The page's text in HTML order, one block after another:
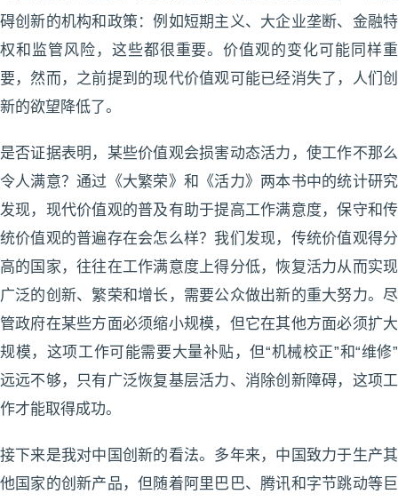
碍创新的机构和政策：例如短期主义、大企业垄断、金融特
权和监管风险，这些都很重要。价值观的变化可能同样重
要，然而，之前提到的现代价值观可能已经消失了，人们创
新的欲望降低了。
是否证据表明，某些价值观会损害动态活力，使工作不那么
令人满意？通过《大繁荣》和《活力》两本书中的统计研究
发现，现代价值观的普及有助于提高工作满意度，保守和传
统价值观的普遍存在会怎么样？我们发现，传统价值观得分
高的国家，往往在工作满意度上得分低，恢复活力从而实现
广泛的创新、繁荣和增长，需要公众做出新的重大努力。尽
管政府在某些方面必须缩小规模，但它在其他方面必须扩大
规模，这项工作可能需要大量补贴，但“机械校正”和“维修”
远远不够，只有广泛恢复基层活力、消除创新障碍，这项工
作才能取得成功。
接下来是我对中国创新的看法。多年来，中国致力于生产其
他国家的创新产品，但随着阿里巴巴、腾讯和字节跳动等巨